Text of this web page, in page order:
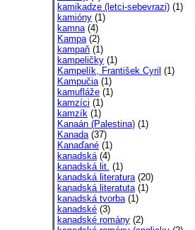
kamikadze (letci-sebevrazi) (1)
kamióny (1)
kamna(4)
Kampa(2)
kampaň (1)
kampeličky (1)
Kampelík, František Cyril (1)
Kampučia(1)
kamufláže (1)
kamzíci (1)
kamzík (1)
Kanaán (Palestina) (1)
Kanada(37)
Kanaďané (1)
kanadská(4)
kanadská lit. (1)
kanadská literatura(20)
kanadská literatuta(1)
kanadská tvorba(1)
kanadské (3)
kanadské romány (2)